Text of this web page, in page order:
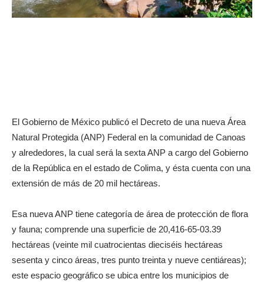
El Gobierno de México publicó el Decreto de una nueva Área
Natural Protegida (ANP) Federal en la comunidad de Canoas
y alrededores, la cual será la sexta ANP a cargo del Gobierno
de la República en el estado de Colima, y ésta cuenta con una
extensión de más de 20 mil hectáreas.
Esa nueva ANP tiene categoría de área de protección de flora
y fauna; comprende una superficie de 20,416-65-03.39
hectáreas (veinte mil cuatrocientas dieciséis hectáreas
sesenta y cinco áreas, tres punto treinta y nueve centiáreas);
este espacio geográfico se ubica entre los municipios de